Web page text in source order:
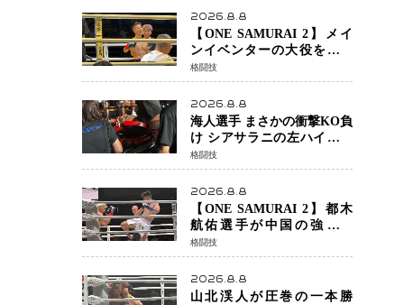
2026.8.8
【ONE SAMURAI 2】メイ
ンイベンターの大役をしっ
かりやってのけた野杁正明
が衝撃のリベンジ！ リ
ウ・メンヤンを1R・2分59秒
KO、左カウンターで完全決
着
格闘技
2026.8.8
海人選手 まさかの衝撃KO負
け シアサラニの左ハイが炸
裂 リベンジ戦は一瞬で決着
格闘技
2026.8.8
【ONE SAMURAI 2】都木
航佑選手が中国の強豪ル
オ・チャオの猛攻を受けな
がらも的確な攻撃で応戦
最後まで打ち合うも判定で
チャオに軍配
格闘技
2026.8.8
山北渓人が圧巻の一本勝